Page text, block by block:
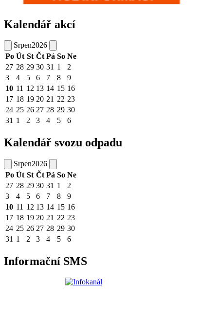
Kalendář akcí
Srpen2026
Po Út St Čt Pá So Ne
27 28 29 30 31 1
2
3
4 5 6 7 8
9
10 11 12 13 14 15 16
17 18 19 20 21 22 23
24 25 26 27 28 29 30
31 1 2 3 4 5 6
Kalendář svozu odpadu
Srpen2026
Po Út St Čt Pá So Ne
27 28 29 30 31 1
2
3
4 5 6 7 8
9
10 11 12 13 14 15 16
17 18 19 20 21 22 23
24 25 26 27 28 29 30
31 1 2 3 4 5 6
Informační SMS